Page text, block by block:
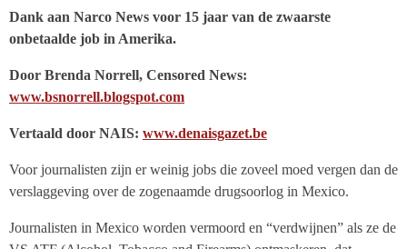
Dank aan Narco News voor 15 jaar van de zwaarste
onbetaalde job in Amerika.
Door Brenda Norrell, Censored News:
www.bsnorrell.blogspot.com
Vertaald door NAIS: www.denaisgazet.be
Voor journalisten zijn er weinig jobs die zoveel moed vergen dan de
verslaggeving over de zogenaamde drugsoorlog in Mexico.
Journalisten in Mexico worden vermoord en “verdwijnen” als ze de